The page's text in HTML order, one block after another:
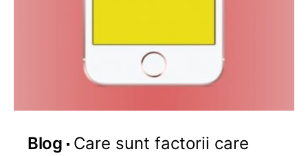
Blog
Care sunt factorii care